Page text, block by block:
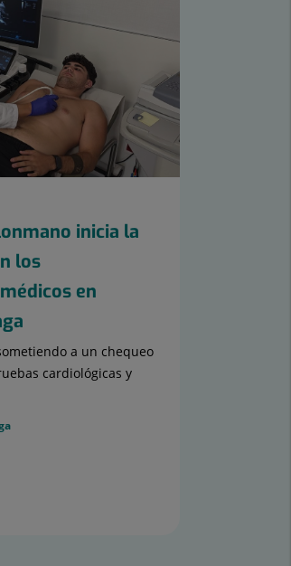
inicia la
los
en
a un chequeo
cardiológicas y